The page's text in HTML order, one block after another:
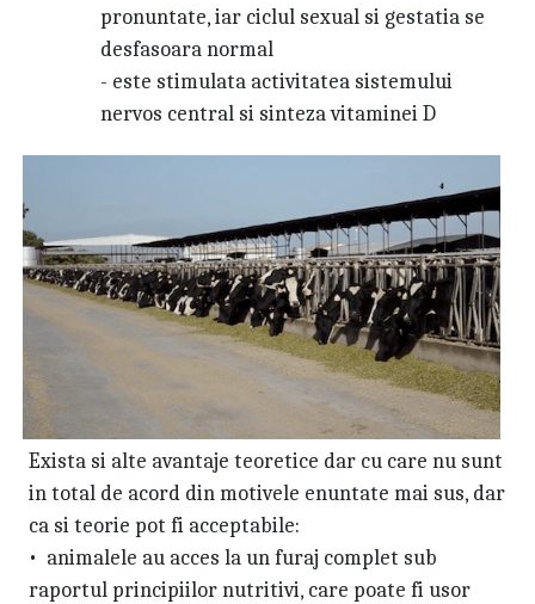
pronuntate, iar ciclul sexual si gestatia se
desfasoara normal
- este stimulata activitatea sistemului
nervos central si sinteza vitaminei D
Exista si alte avantaje teoretice dar cu care nu sunt
in total de acord din motivele enuntate mai sus, dar
ca si teorie pot fi acceptabile:
• animalele au acces la un furaj complet sub
raportul principiilor nutritivi, care poate fi usor